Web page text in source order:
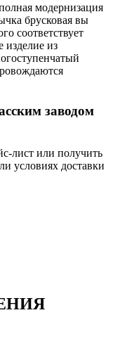
модернизация
брусковая вы
соответствует
из
заводом
лист или получить
условиях доставки